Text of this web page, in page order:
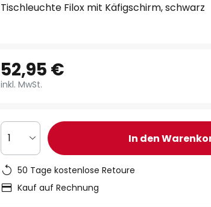
Tischleuchte Filox mit Käfigschirm, schwarz
52,95 €
inkl. MwSt.
1 In den
50 Tage kostenlose Retoure
Kauf auf Rechnung